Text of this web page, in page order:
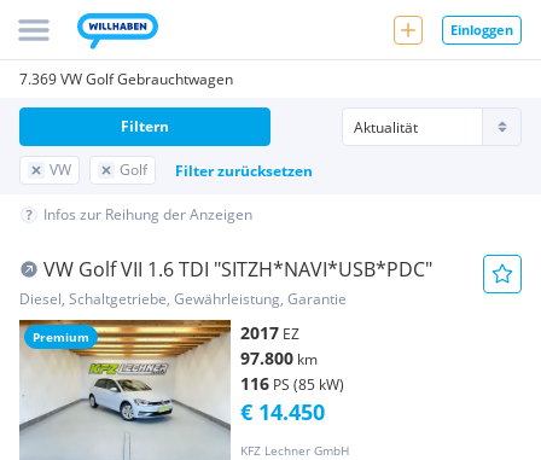
Einloggen
7.369 VW Golf Gebrauchtwagen
VW Golf Filter zurücksetzen
Filtern
Infos zur Reihung der Anzeigen
Premium
VW Golf VII 1.6 TDI "SITZH*NAVI*USB*PDC"
Diesel, Schaltgetriebe, Gewährleistung, Garantie
2017 EZ
97.800 km
116 PS (85 kW)
KFZ Lechner GmbH
€ 14.450